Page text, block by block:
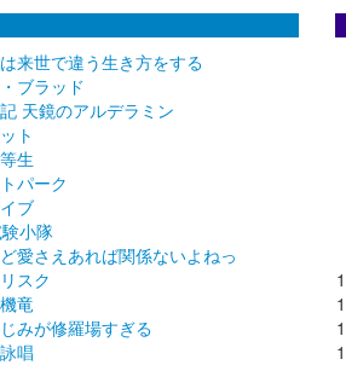
来世で違う生き方をする
ブラッド
天鏡のアルデラミン
ト
生
パーク
ブ
小隊
愛さえあれば関係ないよねっ
スク
竜
みが修羅場すぎる
唱